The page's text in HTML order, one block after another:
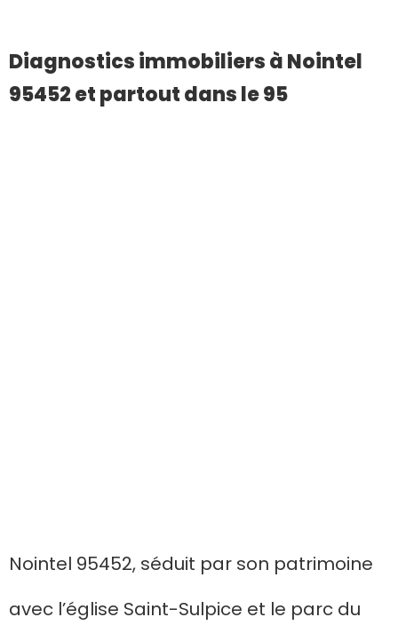
Diagnostics immobiliers à Nointel
95452 et partout dans le 95
Nointel 95452, séduit par son patrimoine
avec l’église Saint-Sulpice et le parc du